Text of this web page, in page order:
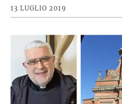
13 LUGLIO 2019